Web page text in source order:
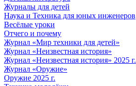
Журналы для детей
Наука и Техника для юных инженеров
Весёлые уроки
Отчего и почему
Журнал «Мир техники для детей»
Журнал «Неизвестная история»
Журнал «Неизвестная история» 2025 г.
Журнал «Оружие»
Оружие 2025 г.